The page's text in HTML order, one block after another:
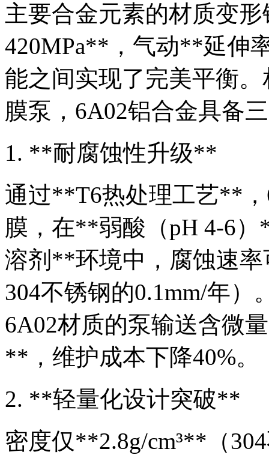
主要合金元素的材质变
420MPa**，气动**延伸
能之间实现了完美平衡
膜泵，6A02铝合金具备
1. **耐腐蚀性升级**
通过**T6热处理工艺**
膜，在**弱酸（pH 4-6
溶剂**环境中，腐蚀速
304不锈钢的0.1mm/年
6A02材质的泵输送含微
**，维护成本下降40%。
2. **轻量化设计突破**
密度仅**2.8g/cm³**（